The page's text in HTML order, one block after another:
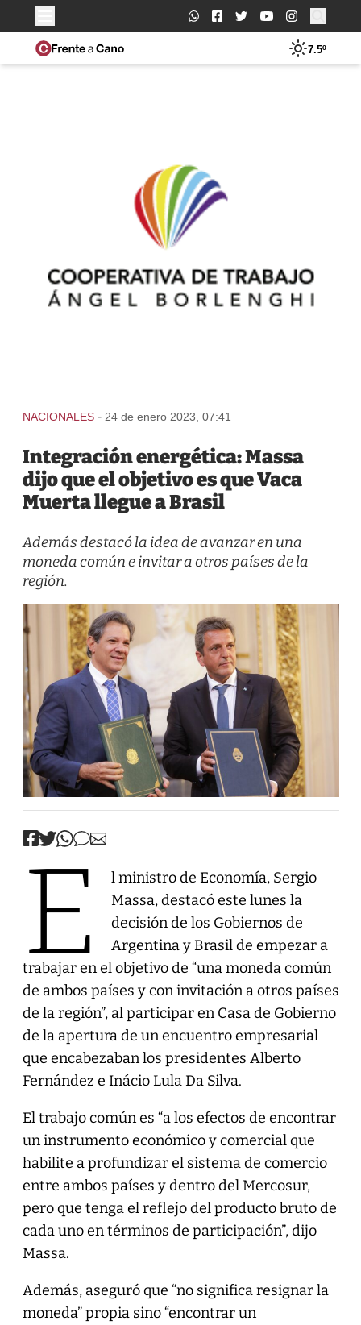
Buscar:
7.5º
NACIONALES - 24 de enero 2023, 07:41
Integración energética: Massa
dijo que el objetivo es que Vaca
Muerta llegue a Brasil
Además destacó la idea de avanzar en una
moneda común e invitar a otros países de la
región.
E
l ministro de Economía, Sergio
Massa, destacó este lunes la
decisión de los Gobiernos de
Argentina y Brasil de empezar a
trabajar en el objetivo de “una moneda común
de ambos países y con invitación a otros países
de la región”, al participar en Casa de Gobierno
de la apertura de un encuentro empresarial
que encabezaban los presidentes Alberto
Fernández e Inácio Lula Da Silva.
El trabajo común es “a los efectos de encontrar
un instrumento económico y comercial que
habilite a profundizar el sistema de comercio
entre ambos países y dentro del Mercosur,
pero que tenga el reflejo del producto bruto de
cada uno en términos de participación”, dijo
Massa.
Además, aseguró que “no significa resignar la
moneda” propia sino “encontrar un